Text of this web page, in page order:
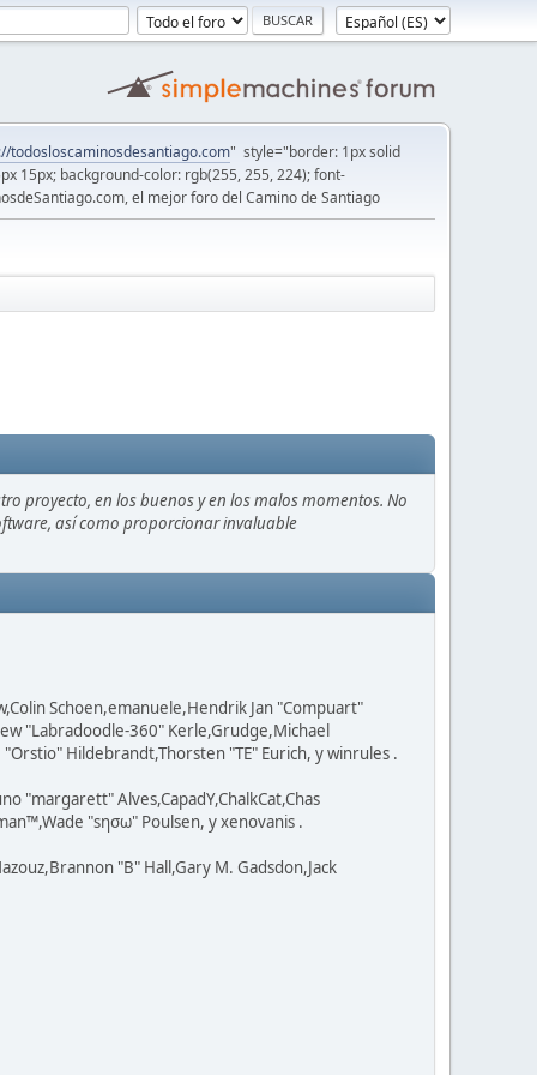
todosloscaminosdesantiago.com" style="border: 1px solid
15px; background-color: rgb(255, 255, 224); font-
el mejor foro del Camino de Santiago
proyecto, en los buenos y en los malos momentos. No
así como proporcionar invaluable
Schoen,emanuele,Hendrik Jan "Compuart"
"Labradoodle-360" Kerle,Grudge,Michael
Hildebrandt,Thorsten "TE" Eurich, y winrules .
"margarett" Alves,CapadY,ChalkCat,Chas
"sησω" Poulsen, y xenovanis .
"B" Hall,Gary M. Gadsdon,Jack